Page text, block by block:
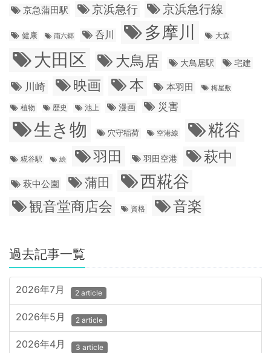
京急蒲田駅 京浜急行 京浜急行線
健康 南六郷 呑川 多摩川 大森
大田区 大鳥居 大鳥居駅 宅建
川崎 映画 本 本羽田 梅屋敷
植物 歴史 池上 漫画 災害
生き物 穴守稲荷 空港線 糀谷
糀谷駅 絵 羽田 羽田空港 萩中
萩中公園 蒲田 西糀谷
観音堂商店会 資格 音楽
過去記事一覧
2026年7月 2 article
2026年5月 2 article
2026年4月 3 article